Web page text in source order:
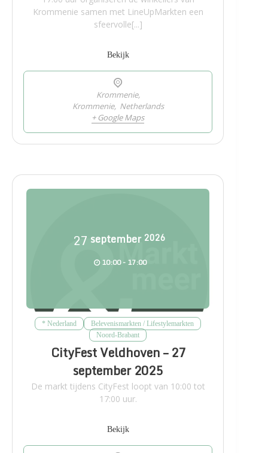
Krommenie samen met LineUpMarkten een
sfeervolle[...]
Bekijk
Krommenie,
Krommenie, Netherlands
+ Google Maps
27 september 2026
10:00 - 17:00
* Nederland
Belevenismarkten / Lifestylemarkten
Noord-Brabant
CityFest Veldhoven – 27
september 2025
De markt tijdens CityFest loopt van 10:00 tot
17:00 uur.
Bekijk